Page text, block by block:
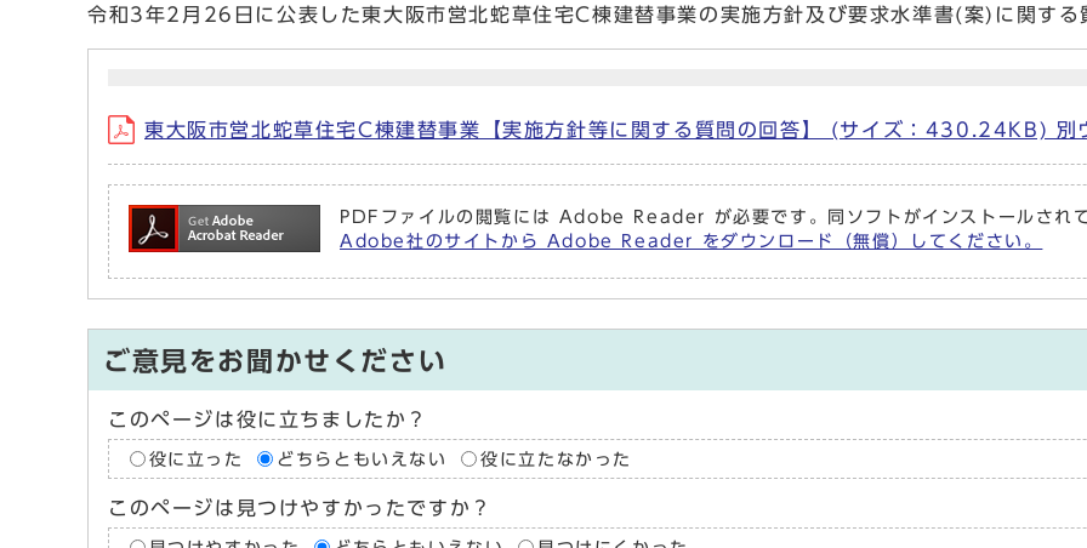
令和3年2月26日に公表した東大阪市営北蛇草住宅C棟建替事業の実施方針及び要求水準書(案)に関す
東大阪市営北蛇草住宅C棟建替事業【実施方針等に関する質問の回答】 (サイズ：430.24KB) 別
PDFファイルの閲覧には Adobe Reader が必要です。同ソフトがインストールされ
Adobe社のサイトから Adobe Reader をダウンロード（無償）してください。
ご意見をお聞かせください
このページは役に立ちましたか？
役に立った どちらともいえない 役に立たなかった
このページは見つけやすかったですか？